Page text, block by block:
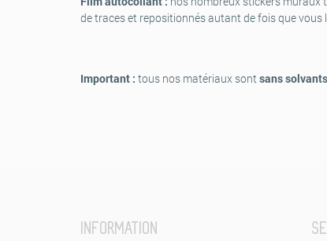
de traces et repositionnés autant de fois que vous
Important : tous nos matériaux sontsans
INFORMATION